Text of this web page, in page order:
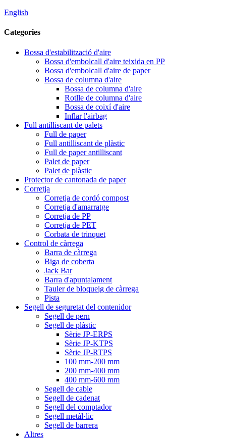
English
Categories
Bossa d'estabilització d'aire
Bossa d'embolcall d'aire teixida en PP
Bossa d'embolcall d'aire de paper
Bossa de columna d'aire
Bossa de columna d'aire
Rotlle de columna d'aire
Bossa de coixí d'aire
Inflar l'airbag
Full antilliscant de palets
Full de paper
Full antilliscant de plàstic
Full de paper antilliscant
Palet de paper
Palet de plàstic
Protector de cantonada de paper
Corretja
Corretja de cordó compost
Corretja d'amarratge
Corretja de PP
Corretja de PET
Corbata de trinquet
Control de càrrega
Barra de càrrega
Biga de coberta
Jack Bar
Barra d'apuntalament
Tauler de bloqueig de càrrega
Pista
Segell de seguretat del contenidor
Segell de pern
Segell de plàstic
Sèrie JP-ERPS
Sèrie JP-KTPS
Sèrie JP-RTPS
100 mm-200 mm
200 mm-400 mm
400 mm-600 mm
Segell de cable
Segell de cadenat
Segell del comptador
Segell metàl·lic
Segell de barrera
Altres